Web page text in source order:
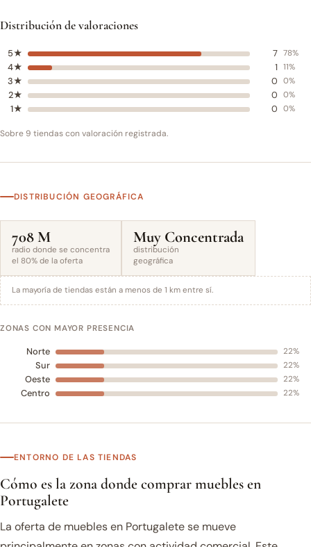
Distribución de valoraciones
5★ 7 78%
4★ 1 11%
3★ 0 0%
2★ 0 0%
1★ 0 0%
Sobre 9 tiendas con valoración registrada.
DISTRIBUCIÓN GEOGRÁFICA
708 M
radio donde se concentra
el 80% de la oferta
Muy Concentrada
distribución
geográfica
La mayoría de tiendas están a menos de 1 km entre sí.
ZONAS CON MAYOR PRESENCIA
Norte 22%
Sur 22%
Oeste 22%
Centro 22%
ENTORNO DE LAS TIENDAS
Cómo es la zona donde comprar muebles en
Portugalete
La oferta de muebles en Portugalete se mueve